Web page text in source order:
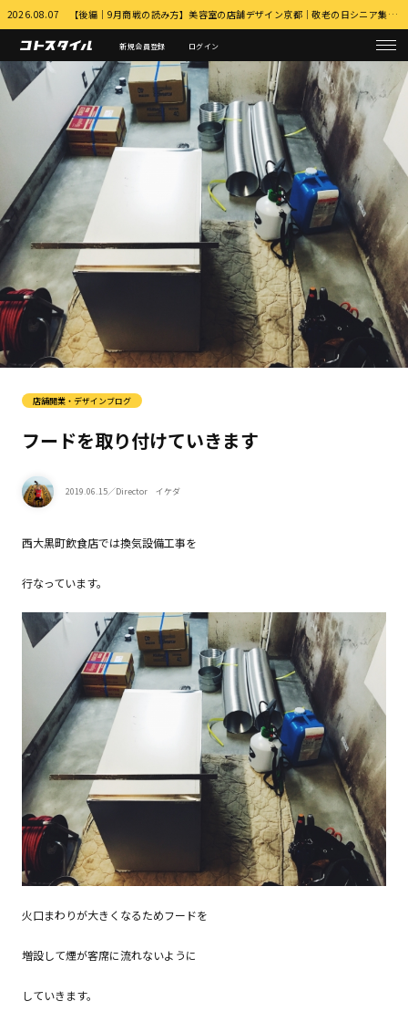
2026.08.07 【後編｜9月商戦の読み方】美容室の店舗デザイン京都｜敬老の日シニア集客とふるさと納税・MEO対策 詳細はこちら
新規会員登録 ログイン
店舗開業・デザインブログ
フードを取り付けていきます
2019.06.15／Director イケダ
西大黒町飲食店では換気設備工事を
行なっています。
火口まわりが大きくなるためフードを
増設して煙が客席に流れないように
していきます。